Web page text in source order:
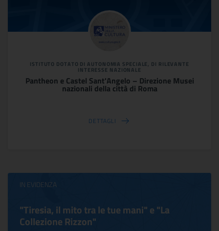
ISTITUTO DOTATO DI AUTONOMIA SPECIALE, DI RILEVANTE
INTERESSE NAZIONALE
Pantheon e Castel Sant'Angelo – Direzione Musei
nazionali della città di Roma
DETTAGLI
IN EVIDENZA
"Tiresia, il mito tra le tue mani" e "La
Collezione Rizzon"